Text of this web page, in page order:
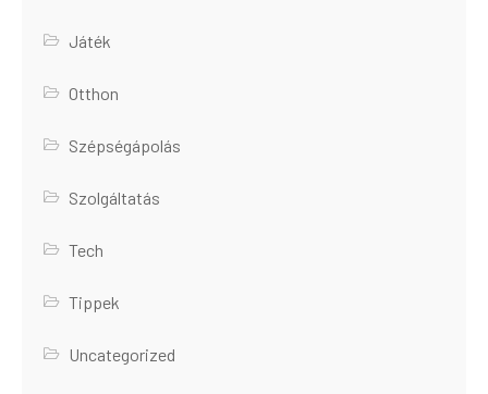
Játék
Otthon
Szépségápolás
Szolgáltatás
Tech
Tippek
Uncategorized